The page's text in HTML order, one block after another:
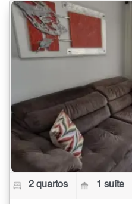
2 quartos 1 suíte